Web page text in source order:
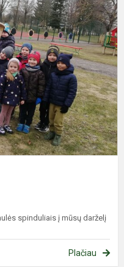
spinduliais į mūsų darželį
Plačiau